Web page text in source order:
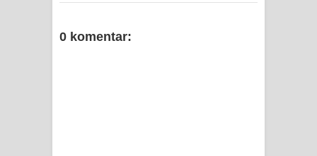
0 komentar: